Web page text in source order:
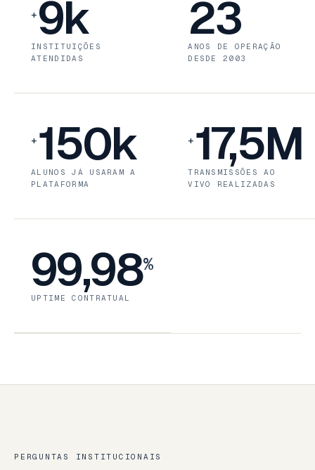
+ 9k
INSTITUIÇÕES
ATENDIDAS
23
ANOS DE OPERAÇÃO
DESDE 2003
+ 150k
ALUNOS JÁ USARAM A
PLATAFORMA
+ 17,5M
TRANSMISSÕES AO
VIVO REALIZADAS
99,98%
UPTIME CONTRATUAL
PERGUNTAS INSTITUCIONAIS